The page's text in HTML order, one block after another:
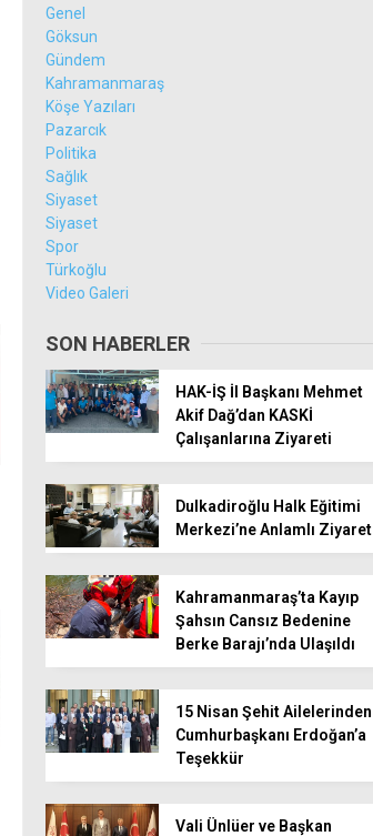
Genel
Göksun
Gündem
Kahramanmaraş
Köşe Yazıları
Pazarcık
Politika
Sağlık
Siyaset
Siyaset
Spor
Türkoğlu
Video Galeri
SON HABERLER
HAK-İŞ İl Başkanı Mehmet
Akif Dağ’dan KASKİ
Çalışanlarına Ziyareti
Dulkadiroğlu Halk Eğitimi
Merkezi’ne Anlamlı Ziyaret
Kahramanmaraş’ta Kayıp
Şahsın Cansız Bedenine
Berke Barajı’nda Ulaşıldı
15 Nisan Şehit Ailelerinden
Cumhurbaşkanı Erdoğan’a
Teşekkür
Vali Ünlüer ve Başkan